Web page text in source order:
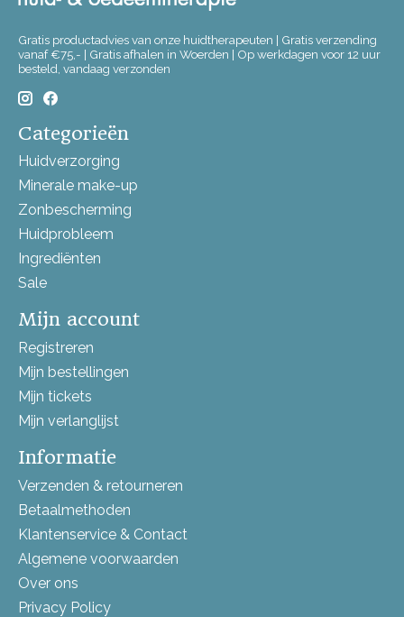
Gratis productadvies van onze huidtherapeuten | Gratis verzending
vanaf €75,- | Gratis afhalen in Woerden | Op werkdagen voor 12 uur
besteld, vandaag verzonden
Categorieën
Huidverzorging
Minerale make-up
Zonbescherming
Huidprobleem
Ingrediënten
Sale
Mijn account
Registreren
Mijn bestellingen
Mijn tickets
Mijn verlanglijst
Informatie
Verzenden & retourneren
Betaalmethoden
Klantenservice & Contact
Algemene voorwaarden
Over ons
Privacy Policy